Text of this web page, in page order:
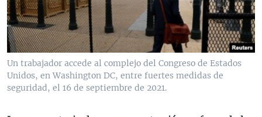
VENEZUELA
BRASIL
NICARAGUA
ECONOMÍA
ENTRETENIMIENTO Y CULTURA
TECNOLOGÍA
DEPORTES
CIENCIA Y SALUD
MULTIMEDIA
VIDEOS
FOTOGRAFÍA
AUDIOS
PROGRAMAS TV
EL MUNDO AL DÍA
FORO INTERAMERICANO
VISIÓN 360
RADIO
AVANCE INFORMATIVO
AUDIONOTICIAS
DIRECT
DOCUMENTALES DE LA VOA
Un trabajador accede al complejo del Congreso de Estados
Unidos, en Washington DC, entre fuertes medidas de
seguridad, el 16 de septiembre de 2021.